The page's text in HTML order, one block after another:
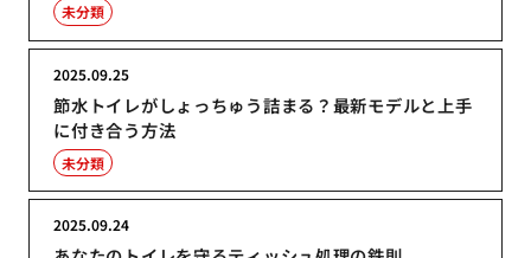
未分類
節水トイレがしょっちゅう詰まる？最新モデルと上手
に付き合う方法
2025.09.25
未分類
2025.09.24